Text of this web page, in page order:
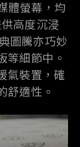
體螢幕，均
高度沉浸
圖騰亦巧妙
等細節中。
氣裝置，確
舒適性。